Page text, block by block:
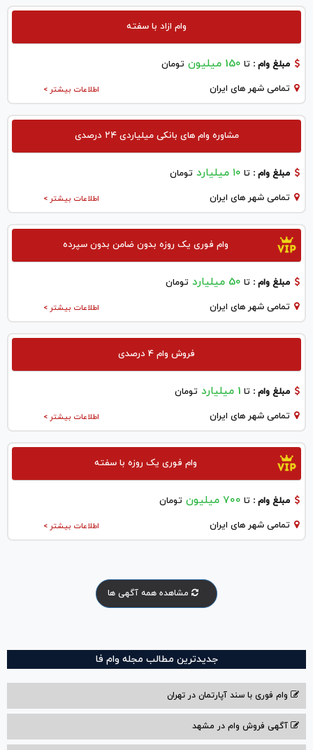
وام ازاد با سفته
مبلغ وام : تا 150 میلیون تومان
اطلاعات بیشتر > تمامی شهر های ایران
مشاوره وام های بانکی میلیاردی ۲۴ درصدی
مبلغ وام : تا ۱۰ میلیارد تومان
اطلاعات بیشتر > تمامی شهر های ایران
وام فوری یک روزه بدون ضامن بدون سپرده
مبلغ وام : تا 50 میلیارد تومان
اطلاعات بیشتر > تمامی شهر های ایران
فروش وام 4 درصدی
مبلغ وام : تا 1 میلیارد تومان
اطلاعات بیشتر > تمامی شهر های ایران
وام فوری یک روزه با سفته
مبلغ وام : تا 700 میلیون تومان
اطلاعات بیشتر > تمامی شهر های ایران
مشاهده همه آگهی ها
جدیدترین مطالب مجله وام فا
وام فوری با سند آپارتمان در تهران
آگهی فروش وام در مشهد